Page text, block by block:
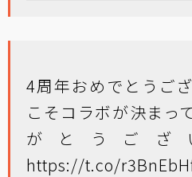
4周年おめでとうご
こそコラボが決まっ
がとうござ
https://t.co/